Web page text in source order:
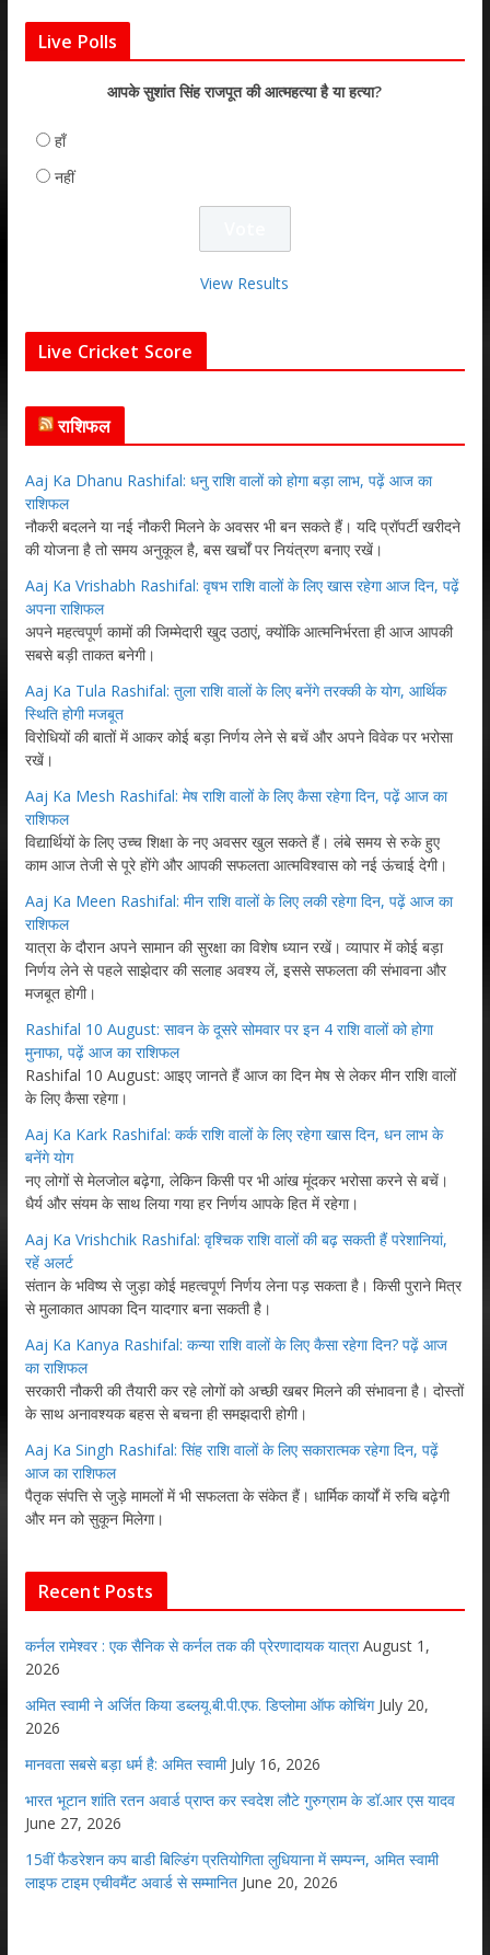
Live Polls
आपके सुशांत सिंह राजपूत की आत्महत्या है या हत्या?
हाँ
नहीं
View Results
Live Cricket Score
राशिफल
Aaj Ka Dhanu Rashifal: धनु राशि वालों को होगा बड़ा लाभ, पढ़ें आज का
राशिफल
नौकरी बदलने या नई नौकरी मिलने के अवसर भी बन सकते हैं। यदि प्रॉपर्टी खरीदने
की योजना है तो समय अनुकूल है, बस खर्चों पर नियंत्रण बनाए रखें।
Aaj Ka Vrishabh Rashifal: वृषभ राशि वालों के लिए खास रहेगा आज दिन, पढ़ें
अपना राशिफल
अपने महत्वपूर्ण कामों की जिम्मेदारी खुद उठाएं, क्योंकि आत्मनिर्भरता ही आज आपकी
सबसे बड़ी ताकत बनेगी।
Aaj Ka Tula Rashifal: तुला राशि वालों के लिए बनेंगे तरक्की के योग, आर्थिक
स्थिति होगी मजबूत
विरोधियों की बातों में आकर कोई बड़ा निर्णय लेने से बचें और अपने विवेक पर भरोसा
रखें।
Aaj Ka Mesh Rashifal: मेष राशि वालों के लिए कैसा रहेगा दिन, पढ़ें आज का
राशिफल
विद्यार्थियों के लिए उच्च शिक्षा के नए अवसर खुल सकते हैं। लंबे समय से रुके हुए
काम आज तेजी से पूरे होंगे और आपकी सफलता आत्मविश्वास को नई ऊंचाई देगी।
Aaj Ka Meen Rashifal: मीन राशि वालों के लिए लकी रहेगा दिन, पढ़ें आज का
राशिफल
यात्रा के दौरान अपने सामान की सुरक्षा का विशेष ध्यान रखें। व्यापार में कोई बड़ा
निर्णय लेने से पहले साझेदार की सलाह अवश्य लें, इससे सफलता की संभावना और
मजबूत होगी।
Rashifal 10 August: सावन के दूसरे सोमवार पर इन 4 राशि वालों को होगा
मुनाफा, पढ़ें आज का राशिफल
Rashifal 10 August: आइए जानते हैं आज का दिन मेष से लेकर मीन राशि वालों
के लिए कैसा रहेगा।
Aaj Ka Kark Rashifal: कर्क राशि वालों के लिए रहेगा खास दिन, धन लाभ के
बनेंगे योग
नए लोगों से मेलजोल बढ़ेगा, लेकिन किसी पर भी आंख मूंदकर भरोसा करने से बचें।
धैर्य और संयम के साथ लिया गया हर निर्णय आपके हित में रहेगा।
Aaj Ka Vrishchik Rashifal: वृश्चिक राशि वालों की बढ़ सकती हैं परेशानियां,
रहें अलर्ट
संतान के भविष्य से जुड़ा कोई महत्वपूर्ण निर्णय लेना पड़ सकता है। किसी पुराने मित्र
से मुलाकात आपका दिन यादगार बना सकती है।
Aaj Ka Kanya Rashifal: कन्या राशि वालों के लिए कैसा रहेगा दिन? पढ़ें आज
का राशिफल
सरकारी नौकरी की तैयारी कर रहे लोगों को अच्छी खबर मिलने की संभावना है। दोस्तों
के साथ अनावश्यक बहस से बचना ही समझदारी होगी।
Aaj Ka Singh Rashifal: सिंह राशि वालों के लिए सकारात्मक रहेगा दिन, पढ़ें
आज का राशिफल
पैतृक संपत्ति से जुड़े मामलों में भी सफलता के संकेत हैं। धार्मिक कार्यों में रुचि बढ़ेगी
और मन को सुकून मिलेगा।
Recent Posts
कर्नल रामेश्वर : एक सैनिक से कर्नल तक की प्रेरणादायक यात्रा August 1,
2026
अमित स्वामी ने अर्जित किया डब्लयू.बी.पी.एफ. डिप्लोमा ऑफ कोचिंग July 20,
2026
मानवता सबसे बड़ा धर्म है: अमित स्वामी July 16, 2026
भारत भूटान शांति रतन अवार्ड प्राप्त कर स्वदेश लौटे गुरुग्राम के डॉ.आर एस यादव
June 27, 2026
15वीं फैडरेशन कप बाडी बिल्डिंग प्रतियोगिता लुधियाना में सम्पन्न, अमित स्वामी
लाइफ टाइम एचीवमैंट अवार्ड से सम्मानित June 20, 2026